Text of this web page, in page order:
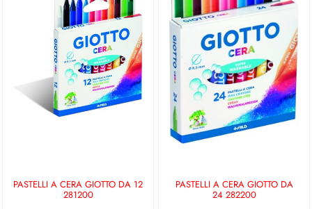
PASTELLI A CERA GIOTTO DA 12
281200
PASTELLI A CERA GIOTTO DA
24 282200